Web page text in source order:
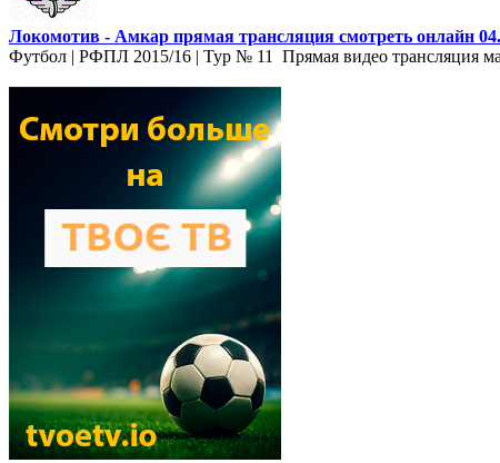
Локомотив - Амкар прямая трансляция смотреть онлайн
Футбол | РФПЛ 2015/16 | Тур № 11 Прямая видео трансляция